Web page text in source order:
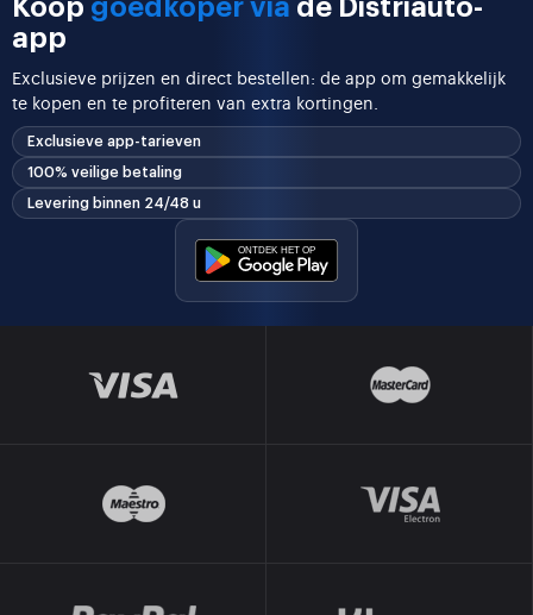
Koop goedkoper via de Distriauto-
app
Exclusieve prijzen en direct bestellen: de app om gemakkelijk
te kopen en te profiteren van extra kortingen.
Exclusieve app-tarieven
100% veilige betaling
Levering binnen 24/48 u